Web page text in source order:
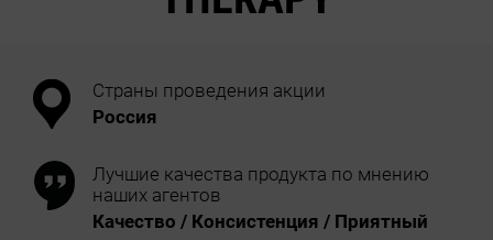
Страны проведения акции
Россия
Лучшие качества продукта по мнению
наших агентов
Качество / Консистенция / Приятный